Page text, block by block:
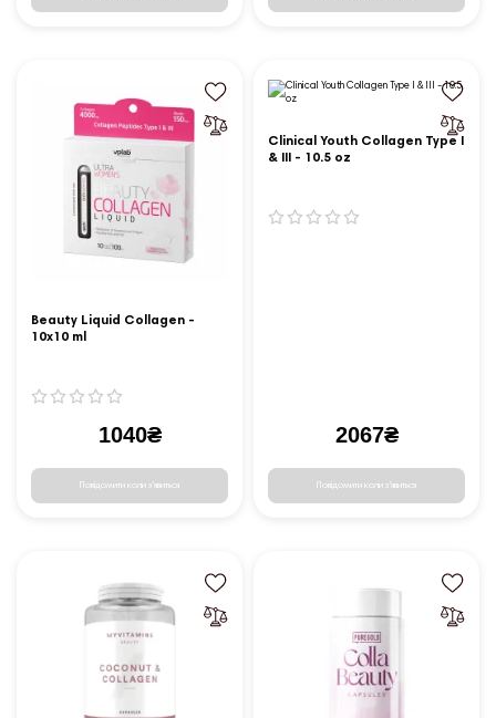
Beauty Liquid Collagen -
10x10 ml
1040₴
Повідомити коли з'явиться
Clinical Youth Collagen Type I
& III - 10.5 oz
2067₴
Повідомити коли з'явиться